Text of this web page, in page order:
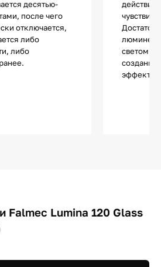
десятью-
после чего
отключается,
либо
либо
светом и
создания
Falmec Lumina 120 Glass